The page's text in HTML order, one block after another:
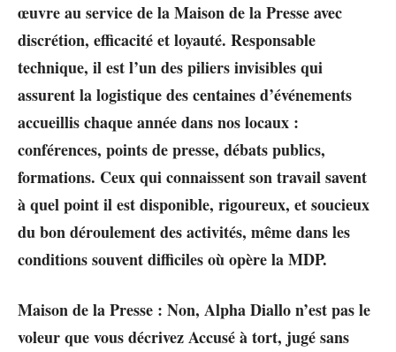
œuvre au service de la Maison de la Presse avec
discrétion, efficacité et loyauté. Responsable
technique, il est l’un des piliers invisibles qui
assurent la logistique des centaines d’événements
accueillis chaque année dans nos locaux :
conférences, points de presse, débats publics,
formations. Ceux qui connaissent son travail savent
à quel point il est disponible, rigoureux, et soucieux
du bon déroulement des activités, même dans les
conditions souvent difficiles où opère la MDP.
Maison de la Presse : Non, Alpha Diallo n’est pas le
voleur que vous décrivez Accusé à tort, jugé sans